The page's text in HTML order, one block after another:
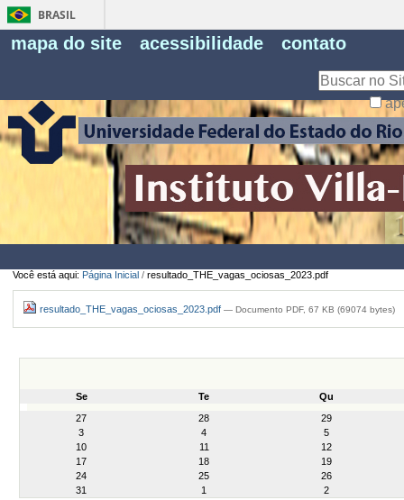
BRASIL
mapa do site acessibilidade contato
Você está aqui: Página Inicial / resultado_THE_vagas_ociosas_2023.pdf
resultado_THE_vagas_ociosas_2023.pdf — Documento PDF, 67 KB (69074 bytes)
Se Te
Qu
27
28
29
3
4
5
10
11
12
17
18
19
24
25
26
31
1 2